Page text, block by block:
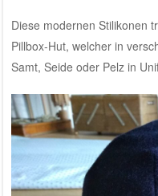
Diese modernen Stilikonen
Pillbox-Hut, welcher in
Samt, Seide oder Pelz in